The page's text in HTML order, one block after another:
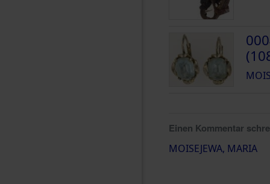
Einen Kommentar
MOISEJEWA, MARIA